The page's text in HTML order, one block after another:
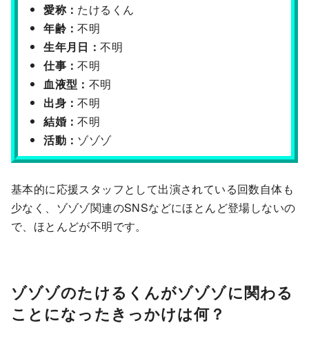
愛称： たけるくん
年齢：不明
生年月日：不明
仕事：不明
血液型： 不明
出身：不明
結婚：不明
活動： ゾゾゾ
基本的に応援スタッフとして出演されている回数自体も
少なく、ゾゾゾ関連のSNSなどにほとんど登場しないの
で、ほとんどが不明です。
ゾゾゾのたけるくんがゾゾゾに関わる
ことになったきっかけは何？